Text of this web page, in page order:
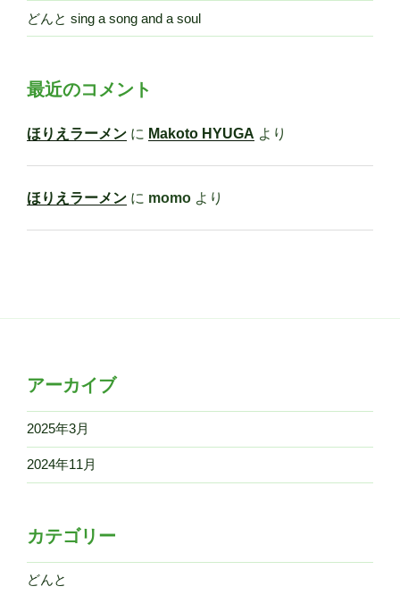
どんと sing a song and a soul
最近のコメント
ほりえラーメン に Makoto HYUGA より
ほりえラーメン に momo より
アーカイブ
2025年3月
2024年11月
カテゴリー
どんと